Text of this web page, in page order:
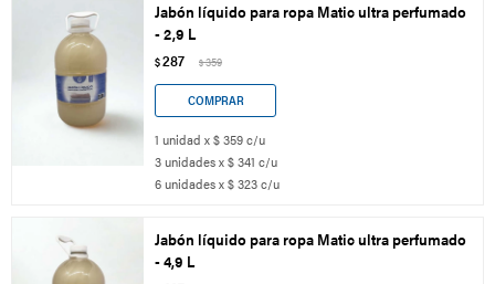
Jabón líquido para ropa Matic ultra perfumado
- 2,9 L
$287 $359
1 unidad x $ 359 c/u
3 unidades x $ 341 c/u
6 unidades x $ 323 c/u
Jabón líquido para ropa Matic ultra perfumado
- 4,9 L